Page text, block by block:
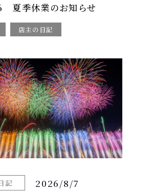
夏季休業のお知らせ
店主の日記
記 2026/8/7